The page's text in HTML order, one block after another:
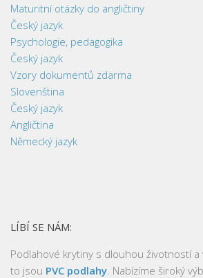
Maturitní otázky do angličtiny
Český jazyk
Psychologie, pedagogika
Český jazyk
Vzory dokumentů zdarma
Slovenština
Český jazyk
Angličtina
Německý jazyk
LÍBÍ SE NÁM:
Podlahové krytiny s dlouhou životností
to jsou PVC podlahy . Nabízíme široký